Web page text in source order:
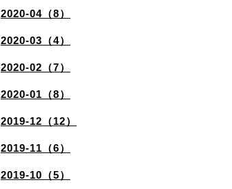
2020-04（8）
2020-03（4）
2020-02（7）
2020-01（8）
2019-12（12）
2019-11（6）
2019-10（5）